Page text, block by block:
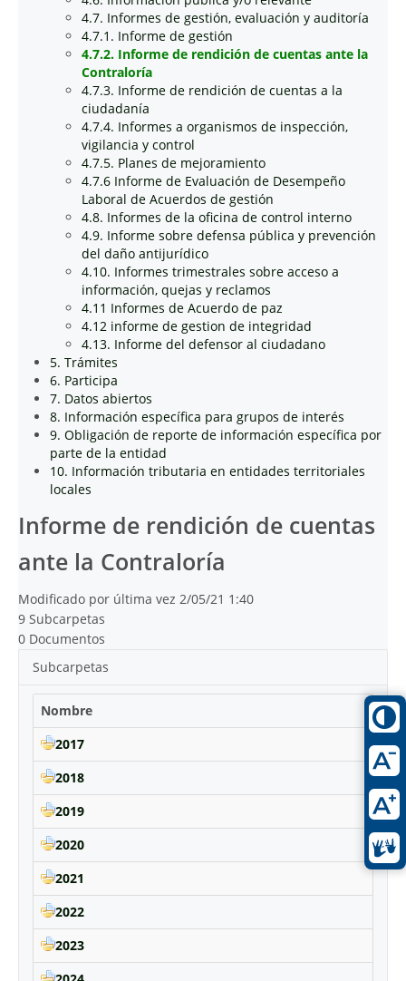
4.7. Informes de gestión, evaluación y auditoría
4.7.1. Informe de gestión
4.7.2. Informe de rendición de cuentas ante la
Contraloría
4.7.3. Informe de rendición de cuentas a la
ciudadanía
4.7.4. Informes a organismos de inspección,
vigilancia y control
4.7.5. Planes de mejoramiento
4.7.6 Informe de Evaluación de Desempeño
Laboral de Acuerdos de gestión
4.8. Informes de la oficina de control interno
4.9. Informe sobre defensa pública y prevención
del daño antijurídico
4.10. Informes trimestrales sobre acceso a
información, quejas y reclamos
4.11 Informes de Acuerdo de paz
4.12 informe de gestion de integridad
4.13. Informe del defensor al ciudadano
5. Trámites
6. Participa
7. Datos abiertos
8. Información específica para grupos de interés
9. Obligación de reporte de información específica por
parte de la entidad
10. Información tributaria en entidades territoriales
locales
Informe de rendición de cuentas
ante la Contraloría
Modificado por última vez 2/05/21 1:40
9 Subcarpetas
0 Documentos
Subcarpetas
Nombre
2017
2018
2019
2020
2021
2022
2023